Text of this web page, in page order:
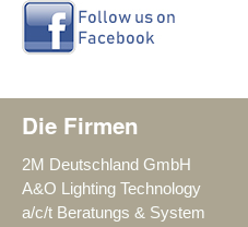
Die Firmen
2M Deutschland GmbH
A&O Lighting Technology
a/c/t Beratungs & System